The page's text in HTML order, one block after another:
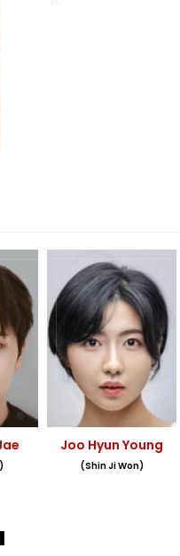
Joo Hyun Young
(Shin Ji Won)